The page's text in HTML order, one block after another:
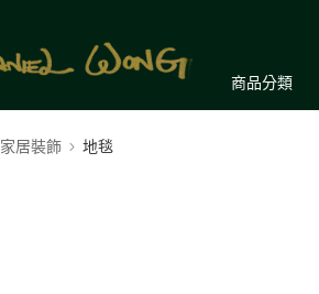
商品分類
家居裝飾 地毯